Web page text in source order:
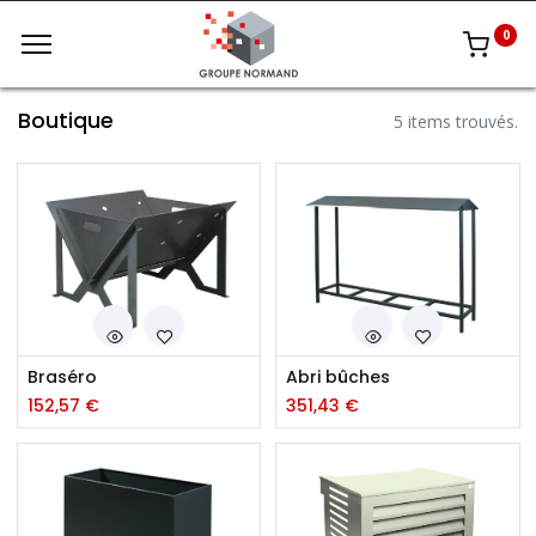
0
Boutique 5 items trouvés.
Braséro
152,57 €
Abri bûches
351,43 €